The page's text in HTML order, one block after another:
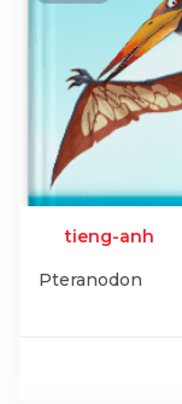
tieng-anh
Pteranodon